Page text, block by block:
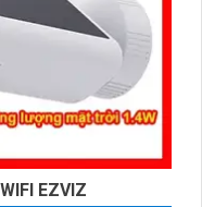
EZVIZ